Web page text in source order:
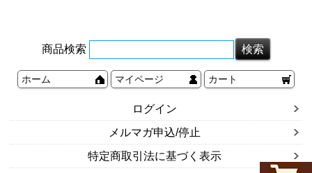
商品検索
ホーム マイページ カート
ログイン
メルマガ申込/停止
特定商取引法に基づく表示